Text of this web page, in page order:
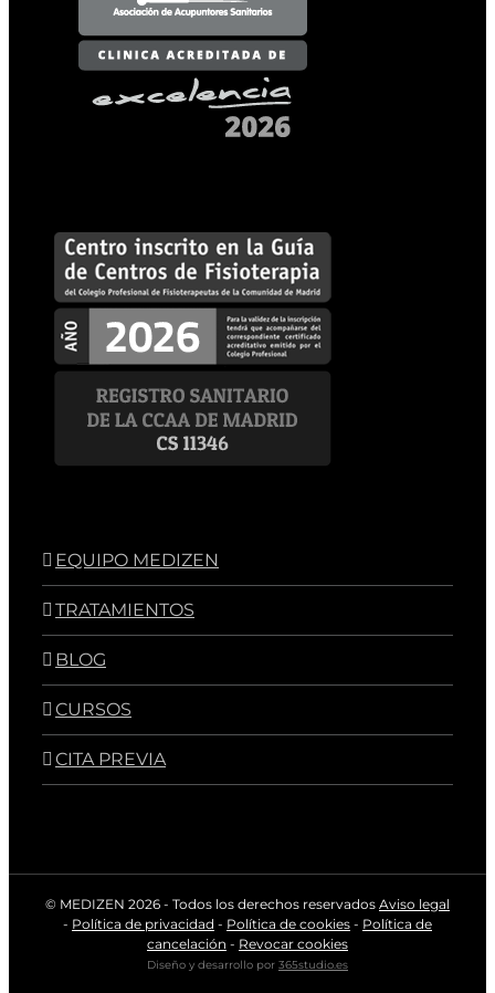
EQUIPO MEDIZEN
TRATAMIENTOS
BLOG
CURSOS
CITA PREVIA
© MEDIZEN 2026 - Todos los derechos reservados Aviso legal
- Política de privacidad - Política de cookies - Política de
cancelación - Revocar cookies
Diseño y desarrollo por 365studio.es